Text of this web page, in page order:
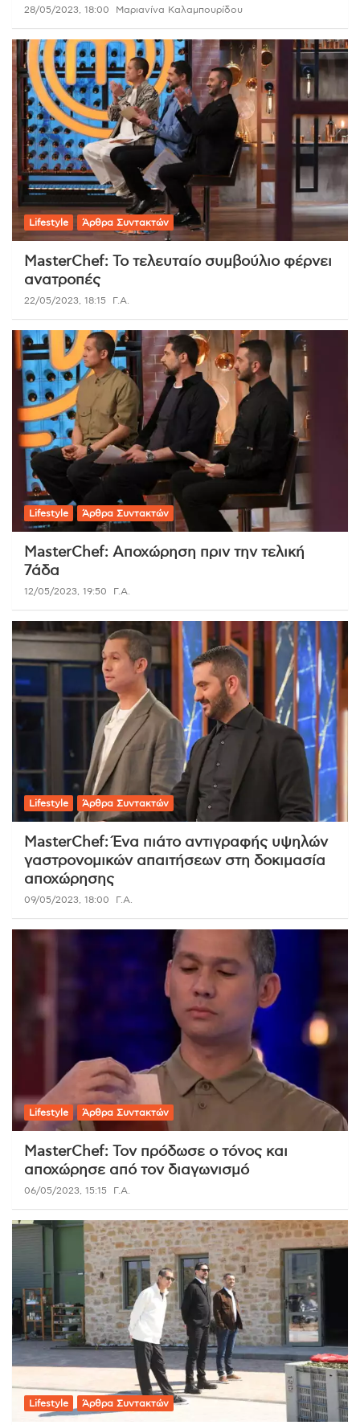
28/05/2023, 18:00 Μαριανίνα Καλαμπουρίδου
Lifestyle Άρθρα Συντακτών
MasterChef: Το τελευταίο συμβούλιο φέρνει
ανατροπές
22/05/2023, 18:15 Γ.Α.
Lifestyle Άρθρα Συντακτών
MasterChef: Αποχώρηση πριν την τελική
7άδα
12/05/2023, 19:50 Γ.Α.
Lifestyle Άρθρα Συντακτών
MasterChef: Ένα πιάτο αντιγραφής υψηλών
γαστρονομικών απαιτήσεων στη δοκιμασία
αποχώρησης
09/05/2023, 18:00 Γ.Α.
Lifestyle Άρθρα Συντακτών
MasterChef: Τον πρόδωσε ο τόνος και
αποχώρησε από τον διαγωνισμό
06/05/2023, 15:15 Γ.Α.
Lifestyle Άρθρα Συντακτών